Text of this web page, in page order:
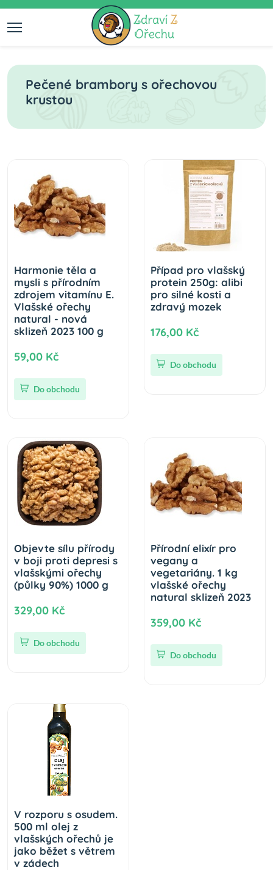
Pečené brambory s ořechovou
krustou
Harmonie těla a
mysli s přírodním
zdrojem vitamínu E.
Vlašské ořechy
natural - nová
sklizeň 2023 100 g
59,00 Kč
Do obchodu
Případ pro vlašský
protein 250g: alibi
pro silné kosti a
zdravý mozek
176,00 Kč
Do obchodu
Objevte sílu přírody
v boji proti depresi s
vlašskými ořechy
(půlky 90%) 1000 g
329,00 Kč
Do obchodu
Přírodní elixír pro
vegany a
vegetariány. 1 kg
vlašské ořechy
natural sklizeň 2023
359,00 Kč
Do obchodu
V rozporu s osudem.
500 ml olej z
vlašských ořechů je
jako běžet s větrem
v zádech